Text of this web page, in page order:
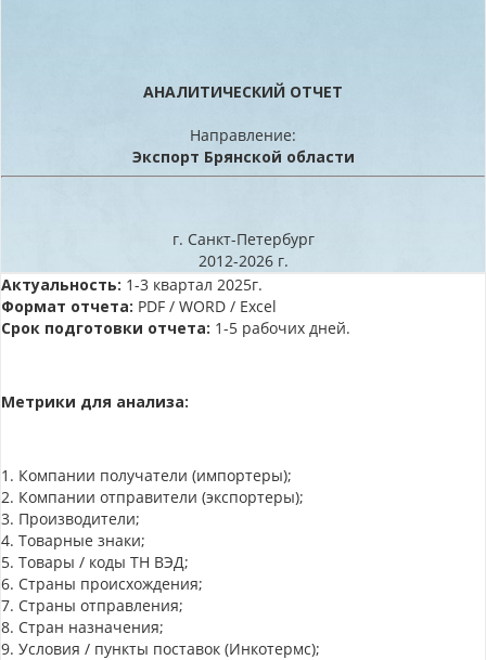
АНАЛИТИЧЕСКИЙ ОТЧЕТ
Направление:
Экспорт Брянской области
г. Санкт-Петербург
2012-2026 г.
Актуальность: 1-3 квартал 2025г.
Формат отчета: PDF / WORD / Excel
Срок подготовки отчета: 1-5 рабочих дней.
Метрики для анализа:
1. Компании получатели (импортеры);
2. Компании отправители (экспортеры);
3. Производители;
4. Товарные знаки;
5. Товары / коды ТН ВЭД;
6. Страны происхождения;
7. Страны отправления;
8. Стран назначения;
9. Условия / пункты поставок (Инкотермс);